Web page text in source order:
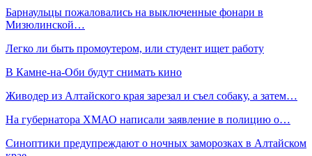
Барнаульцы пожаловались на выключенные фонари в
Мизюлинской…
Легко ли быть промоутером, или студент ищет работу
В Камне-на-Оби будут снимать кино
Живодер из Алтайского края зарезал и съел собаку, а затем…
На губернатора ХМАО написали заявление в полицию о…
Синоптики предупреждают о ночных заморозках в Алтайском